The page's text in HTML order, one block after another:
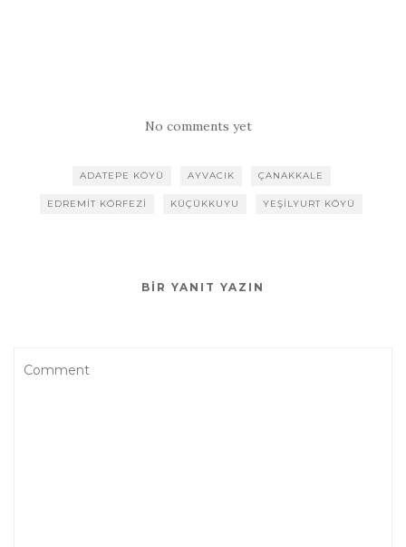
No comments yet
ADATEPE KÖYÜ AYVACIK ÇANAKKALE
EDREMIT KÖRFEZI KÜÇÜKKUYU YEŞILYURT KÖYÜ
BIR YANIT YAZIN